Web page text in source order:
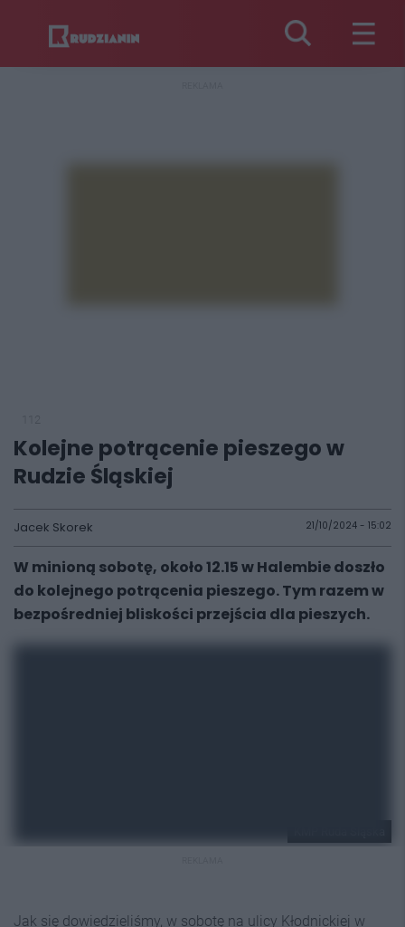
Kolejne potrącenie pieszego w
Rudzie Śląskiej
Jacek Skorek 21/10/2024 - 15:02
W minioną sobotę, około 12.15 w Halembie doszło
do kolejnego potrącenia pieszego. Tym razem w
bezpośredniej bliskości przejścia dla pieszych.
Jak się dowiedzieliśmy, w sobotę na ulicy Kłodnickiej w